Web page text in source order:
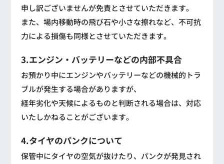
申し訳ございませんが免責とさせていただきます。
また、場内移動時の飛び石や小さな擦れなど、不可抗
力による損傷も同様とさせていただきます。
3.エンジン・バッテリーなどの内部不具合
お預かり中にエンジンやバッテリーなどの機械的トラ
ブルが発生する場合がありますが、
経年劣化や天候によるものと判断される場合は、対応
いたしかねることがございます。
4.タイヤのパンクについて
保管中にタイヤの空気が抜けたり、パンクが発見され